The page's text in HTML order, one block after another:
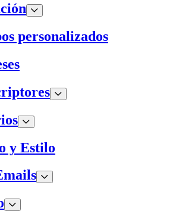
personalizados
y Estilo